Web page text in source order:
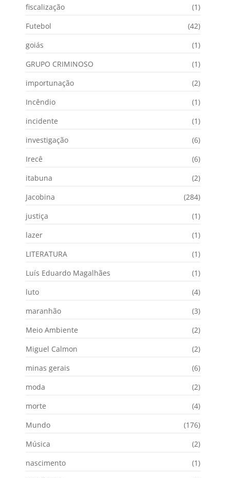
fiscalização
(1)
Futebol
(42)
goiás
(1)
GRUPO CRIMINOSO
(1)
importunação
(2)
Incêndio
(1)
incidente
(1)
investigação
(6)
Irecê
(6)
itabuna
(2)
Jacobina
(284)
justiça
(1)
lazer
(1)
LITERATURA
(1)
Luís Eduardo Magalhães
(1)
luto
(4)
maranhão
(3)
Meio Ambiente
(2)
Miguel Calmon
(2)
minas gerais
(6)
moda
(2)
morte
(4)
Mundo
(176)
Música
(2)
nascimento
(1)